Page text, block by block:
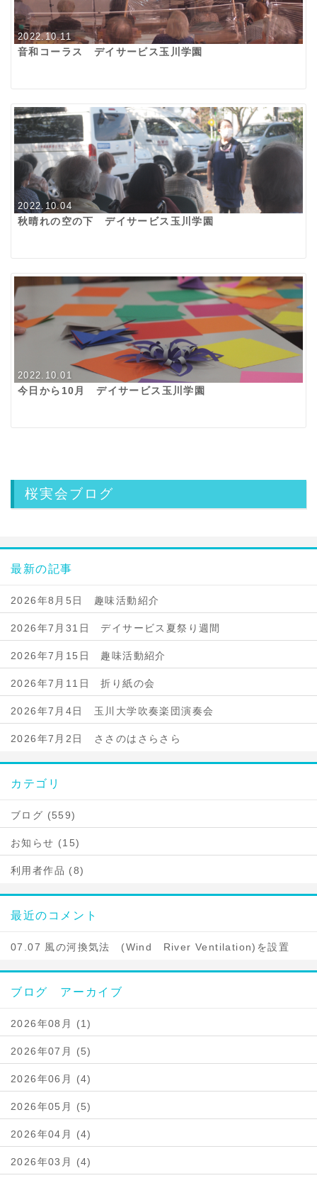
2022.10.11
音和コーラス デイサービス玉川学園
2022.10.04
秋晴れの空の下 デイサービス玉川学園
2022.10.01
今日から10月 デイサービス玉川学園
桜実会ブログ
最新の記事
2026年8月5日 趣味活動紹介
2026年7月31日 デイサービス夏祭り週間
2026年7月15日 趣味活動紹介
2026年7月11日 折り紙の会
2026年7月4日 玉川大学吹奏楽団演奏会
2026年7月2日 ささのはさらさら
カテゴリ
ブログ (559)
お知らせ (15)
利用者作品 (8)
最近のコメント
07.07 風の河換気法 (Wind River Ventilation)を設置
ブログ アーカイブ
2026年08月 (1)
2026年07月 (5)
2026年06月 (4)
2026年05月 (5)
2026年04月 (4)
2026年03月 (4)